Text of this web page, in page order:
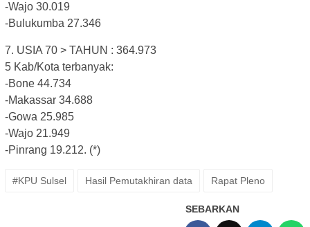
-Wajo 30.019
-Bulukumba 27.346
7. USIA 70 > TAHUN : 364.973
5 Kab/Kota terbanyak:
-Bone 44.734
-Makassar 34.688
-Gowa 25.985
-Wajo 21.949
-Pinrang 19.212. (*)
#KPU Sulsel Hasil Pemutakhiran data Rapat Pleno
SEBARKAN